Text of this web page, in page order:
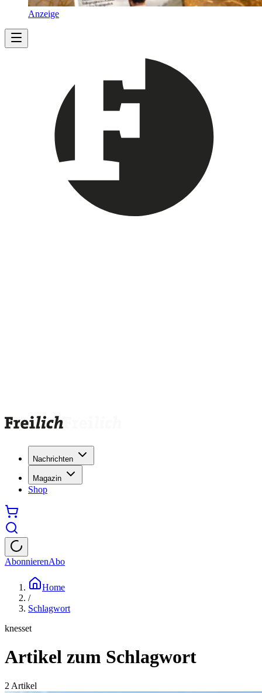
Anzeige
Nachrichten
Magazin
Shop
AbonnierenAbo
Home
/
Schlagwort
knesset
Artikel zum Schlagwort
2 Artikel